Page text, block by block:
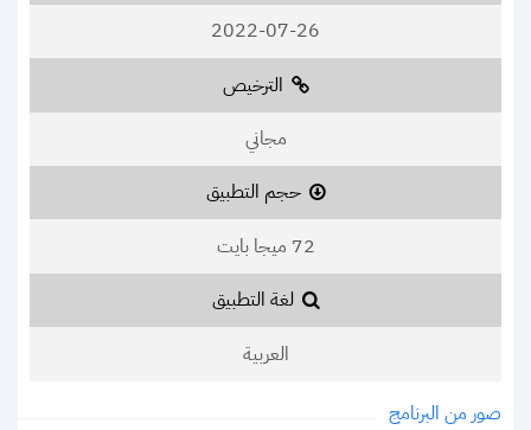
2022-07-26
الترخيص
مجاني
حجم التطبيق
72 ميجا بايت
لغة التطبيق
العربية
صور من البرنامج